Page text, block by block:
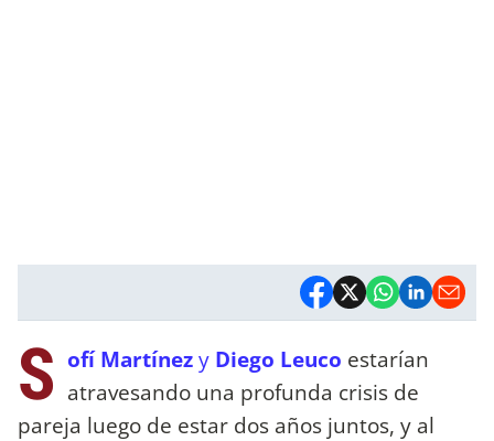
S ofí Martínezy Diego Leuco estarían
atravesando una profunda crisis de
pareja luego de estar dos años juntos, y al